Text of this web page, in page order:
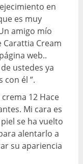
en
es muy
amigo mío
Cream
web..
ustedes ya
él ”.
12 Hace
Mi cara es
se ha vuelto
alentarlo a
su apariencia